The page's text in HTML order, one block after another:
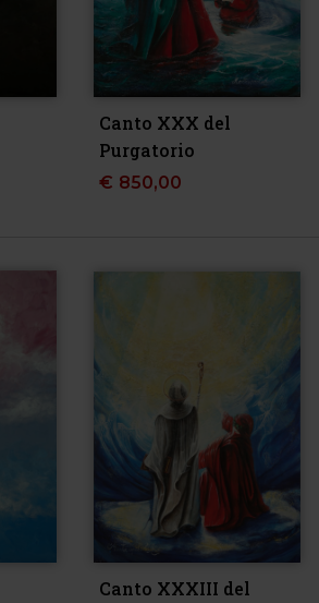
Canto XXX del
Purgatorio
€ 850,00
Canto XXXIII del